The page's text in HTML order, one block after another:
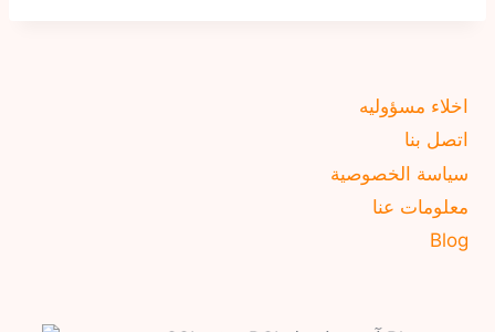
اخلاء مسؤوليه
اتصل بنا
سياسة الخصوصية
معلومات عنا
Blog